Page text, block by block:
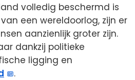
volledig beschermd is
een wereldoorlog, zijn er
aanzienlijk groter zijn.
dankzij politieke
ligging en
.